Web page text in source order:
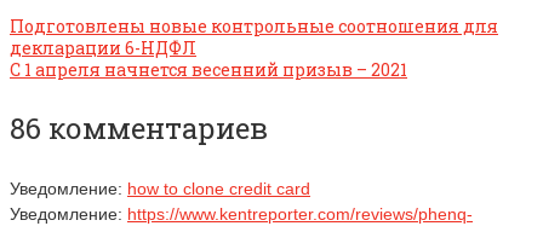
Подготовлены новые контрольные соотношения для
декларации 6-НДФЛ
С 1 апреля начнется весенний призыв – 2021
86 комментариев
Уведомление: how to clone credit card​
Уведомление: https://www.kentreporter.com/reviews/phenq-